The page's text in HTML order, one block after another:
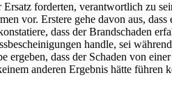
forderten, verantwortlich zu
vor. Erstere gehe davon aus,
dass der Brandschaden
handle, sei
dass der Schaden von
anderen Ergebnis hätte führen